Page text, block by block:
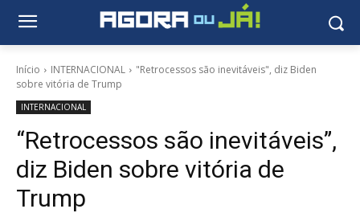
Início INTERNACIONAL
"Retrocessos são inevitáveis", diz Biden
sobre vitória de Trump
INTERNACIONAL
“Retrocessos são inevitáveis”,
diz Biden sobre vitória de
Trump